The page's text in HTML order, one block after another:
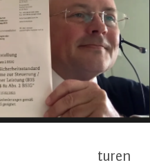
In­fra­struk­tu­ren